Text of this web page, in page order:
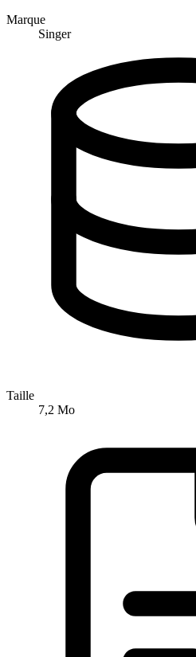
Marque
Singer
Taille
7,2 Mo